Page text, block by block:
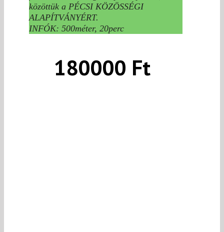
közöttük a PÉCSI KÖZÖSSÉGI
ALAPÍTVÁNYÉRT.
INFÓK: 500méter, 20perc
180000 Ft